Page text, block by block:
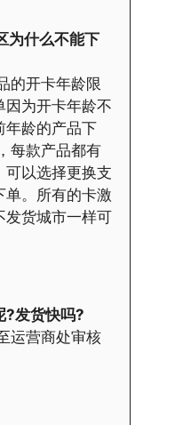
为什么不能下
的开卡年龄限
因为开卡年龄不
年龄的产品下
每款产品都有
可以选择更换支
单。所有的卡激
发货城市一样可
?发货快吗?
运营商处审核